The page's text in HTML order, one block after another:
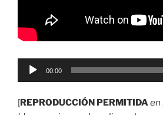
Reproductor
00:00
[REPRODUCCIÓN PERMITIDA en